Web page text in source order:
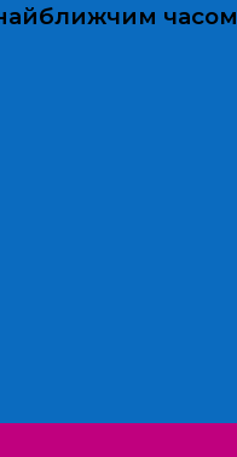
часом